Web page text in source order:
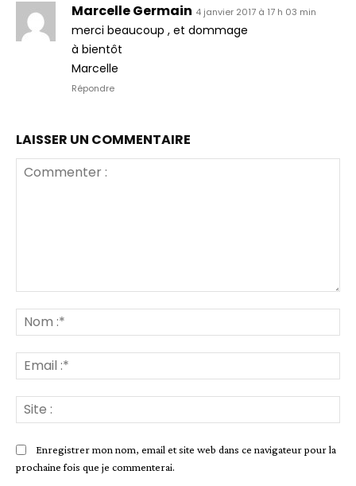
Marcelle Germain 4 janvier 2017 à 17 h 03 min
merci beaucoup , et dommage
à bientôt
Marcelle
Répondre
LAISSER UN COMMENTAIRE
:*
:*
:
Enregistrer mon nom, email et site web dans ce navigateur pour la
prochaine fois que je commenterai.